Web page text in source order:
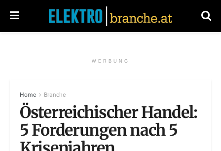
WERBUNG
Home Branche
Österreichischer Handel:
5 Forderungen nach 5